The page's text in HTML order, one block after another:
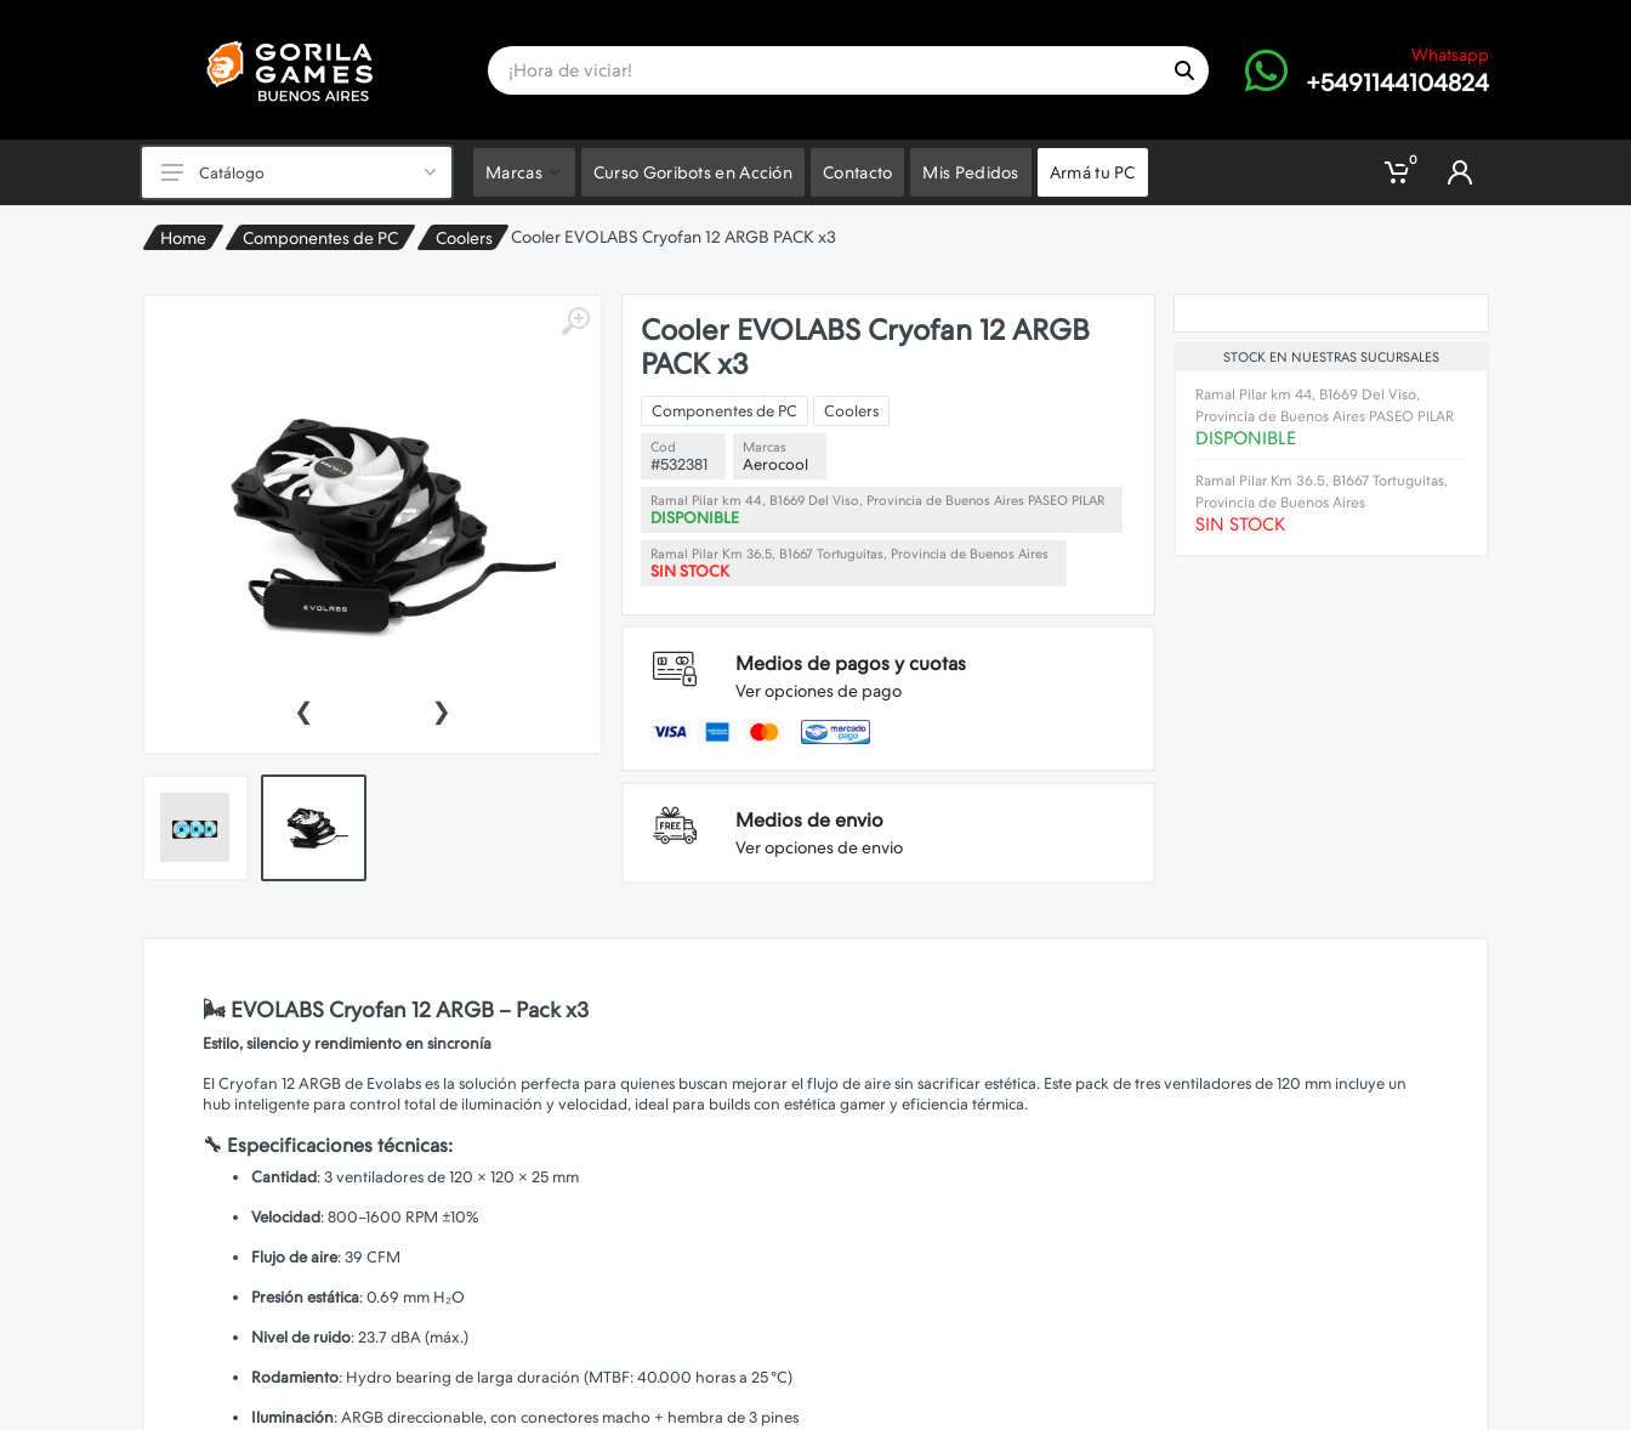
Whatsapp
+5491144104824
Componentes de PC
PC Armadas y Notebooks
Sillas Gamer
Tabletas Digitalizadoras
Catálogo Marcas Curso Goribots en Acción Contacto Mis Pedidos Armá tu PC
0
Home Componentes de PC Coolers Cooler EVOLABS Cryofan 12 ARGB PACK x3
‹ ›
Cooler EVOLABS Cryofan 12 ARGB
PACK x3
Componentes de PC Coolers
Cod
#532381
Marcas
Aerocool
Ramal Pilar km 44, B1669 Del Viso, Provincia de Buenos Aires PASEO PILAR
DISPONIBLE
Ramal Pilar Km 36.5, B1667 Tortuguitas, Provincia de Buenos Aires
SIN STOCK
Medios de pagos y cuotas
Ver opciones de pago
Medios de envio
Ver opciones de envio
STOCK EN NUESTRAS SUCURSALES
Ramal Pilar km 44, B1669 Del Viso,
Provincia de Buenos Aires PASEO PILAR
DISPONIBLE
Ramal Pilar Km 36.5, B1667 Tortuguitas,
Provincia de Buenos Aires
SIN STOCK
🌬️ EVOLABS Cryofan 12 ARGB – Pack x3
Estilo, silencio y rendimiento en sincronía
El Cryofan 12 ARGB de Evolabs es la solución perfecta para quienes buscan mejorar el flujo de aire sin sacrificar estética. Este pack de tres ventiladores de 120 mm incluye un
hub inteligente para control total de iluminación y velocidad, ideal para builds con estética gamer y eficiencia térmica.
🔧 Especificaciones técnicas:
Cantidad: 3 ventiladores de 120 × 120 × 25 mm
Velocidad: 800–1600 RPM ±10%
Flujo de aire: 39 CFM
Presión estática: 0.69 mm H₂O
Nivel de ruido: 23.7 dBA (máx.)
Rodamiento: Hydro bearing de larga duración (MTBF: 40.000 horas a 25 °C)
Iluminación: ARGB direccionable, con conectores macho + hembra de 3 pines